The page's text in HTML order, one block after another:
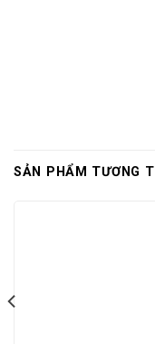
SẢN PHẨM TƯƠNG